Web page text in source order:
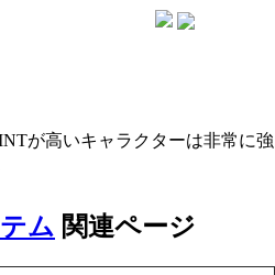
が高いキャラクターは非常に強
ム 関連ページ